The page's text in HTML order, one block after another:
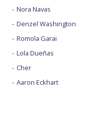
Nora Navas
Denzel Washington
Romola Garai
Lola Dueñas
Cher
Aaron Eckhart